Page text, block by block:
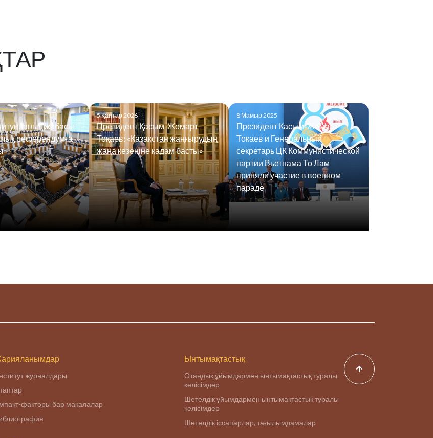
жобасы
референдумға
5 Қаңтар 2026
Президент Қасым-Жомарт
Тоқаев: «Қазақстан жаңғырудың
жаңа кезеңіне қадам басты»
8 Мамыр 2025
Президент Касым-Жомарт
Токаев и Генеральный
секретарь ЦК Коммунистической
партии Вьетнама То Лам
приняли участие в военном
параде
журналдары
факторы бар мақалалар
Ынтымақтастық
Отандық ұйымдармен ынтымақтастық туралы
келісімдер
Шетелдік ұйымдармен ынтымақтастық туралы
келісімдер
Шетелдік іссапарлар, тағылымдамалар